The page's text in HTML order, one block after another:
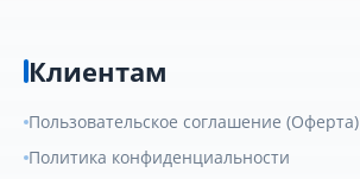
Клиентам
Пользовательское соглашение (Оферта)
Политика конфиденциальности